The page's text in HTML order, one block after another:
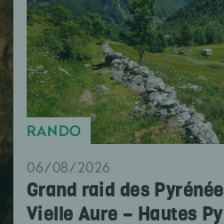
RANDO
06/08/2026
Grand raid des
Vielle Aure – Hautes